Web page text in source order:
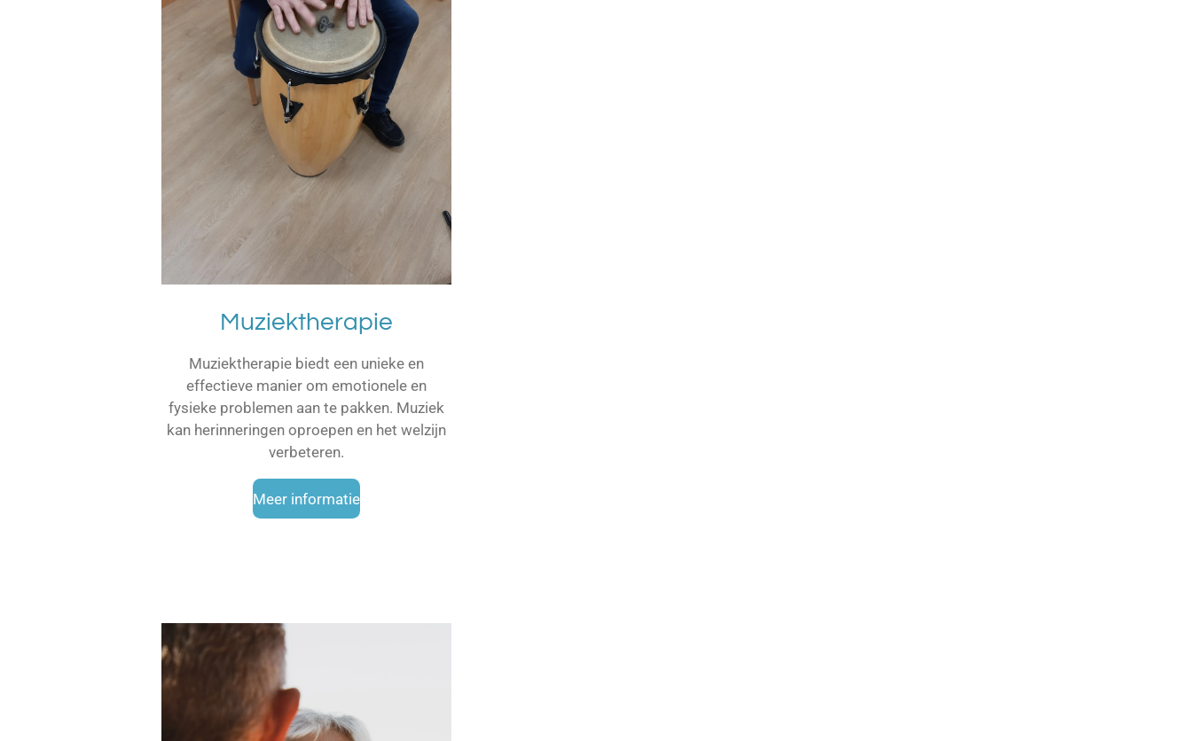
Muziektherapie
Muziektherapie biedt een unieke en
effectieve manier om emotionele en
fysieke problemen aan te pakken. Muziek
kan herinneringen oproepen en het welzijn
verbeteren.
Meer informatie